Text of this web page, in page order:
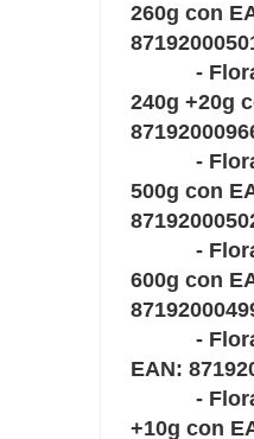
260g con
- Flora
240g +20g
- Flora
500g con
- Flora
600g con
- Flora
EAN:
- Flora
+10g con